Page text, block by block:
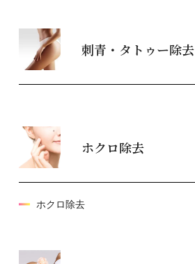
刺青・タトゥー除去
ホクロ除去
ホクロ除去